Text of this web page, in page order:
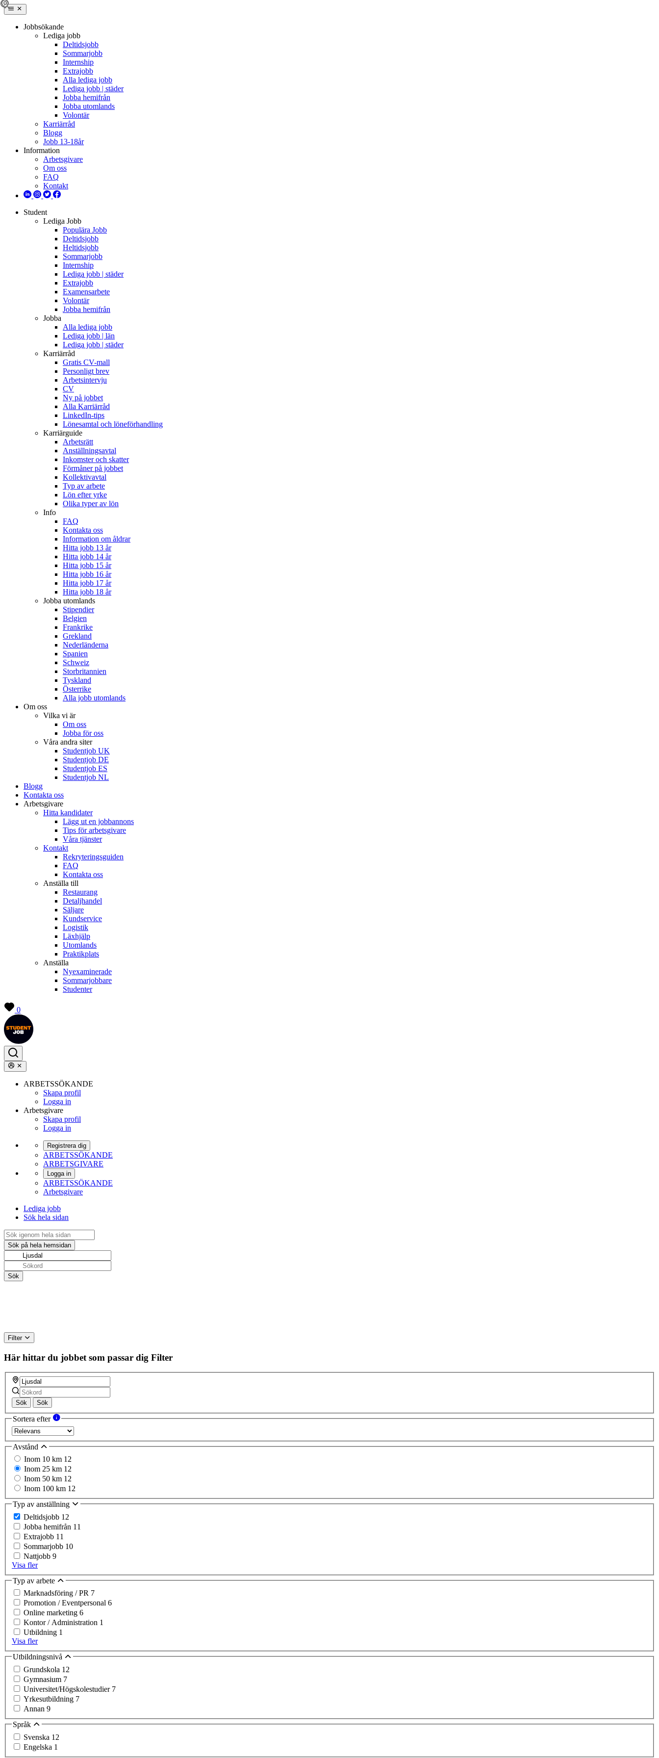
Jobbsökande
Lediga jobb
Deltidsjobb
Sommarjobb
Internship
Extrajobb
Alla lediga jobb
Lediga jobb | städer
Jobba hemifrån
Jobba utomlands
Volontär
Karriärråd
Blogg
Jobb 13-18år
Information
Arbetsgivare
Om oss
FAQ
Kontakt
Student
Lediga Jobb
Populära Jobb
Deltidsjobb
Heltidsjobb
Sommarjobb
Internship
Lediga jobb | städer
Extrajobb
Examensarbete
Volontär
Jobba hemifrån
Jobba
Alla lediga jobb
Lediga jobb | län
Lediga jobb | städer
Karriärråd
Gratis CV-mall
Personligt brev
Arbetsintervju
CV
Ny på jobbet
Alla Karriärråd
LinkedIn-tips
Lönesamtal och löneförhandling
Karriärguide
Arbetsrätt
Anställningsavtal
Inkomster och skatter
Förmåner på jobbet
Kollektivavtal
Typ av arbete
Lön efter yrke
Olika typer av lön
Info
FAQ
Kontakta oss
Information om åldrar
Hitta jobb 13 år
Hitta jobb 14 år
Hitta jobb 15 år
Hitta jobb 16 år
Hitta jobb 17 år
Hitta jobb 18 år
Jobba utomlands
Stipendier
Belgien
Frankrike
Grekland
Nederländerna
Spanien
Schweiz
Storbritannien
Tyskland
Österrike
Alla jobb utomlands
Om oss
Vilka vi är
Om oss
Jobba för oss
Våra andra siter
Studentjob UK
Studentjob DE
Studentjob ES
Studentjob NL
Blogg
Kontakta oss
Arbetsgivare
Hitta kandidater
Lägg ut en jobbannons
Tips för arbetsgivare
Våra tjänster
Kontakt
Rekryteringsguiden
FAQ
Kontakta oss
Anställa till
Restaurang
Detaljhandel
Säljare
Kundservice
Logistik
Läxhjälp
Utomlands
Praktikplats
Anställa
Nyexaminerade
Sommarjobbare
Studenter
0
ARBETSSÖKANDE
Skapa profil
Logga in
Arbetsgivare
Skapa profil
Logga in
Registrera dig
ARBETSSÖKANDE
ARBETSGIVARE
Logga in
ARBETSSÖKANDE
Arbetsgivare
Lediga jobb
Sök hela sidan
Filter
Här hittar du jobbet som passar dig Filter
Sök Sök
Sortera efter
Avstånd
Inom 10 km 12
Inom 25 km 12
Inom 50 km 12
Inom 100 km 12
Typ av anställning
Deltidsjobb 12
Jobba hemifrån 11
Extrajobb 11
Sommarjobb 10
Nattjobb 9
Visa fler
Typ av arbete
Marknadsföring / PR 7
Promotion / Eventpersonal 6
Online marketing 6
Kontor / Administration 1
Utbildning 1
Visa fler
Utbildningsnivå
Grundskola 12
Gymnasium 7
Universitet/Högskolestudier 7
Yrkesutbildning 7
Annan 9
Språk
Svenska 12
Engelska 1